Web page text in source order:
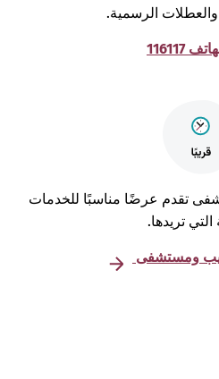
الرسمية.
عرضًا مناسبًا للخدمات
تريدها.